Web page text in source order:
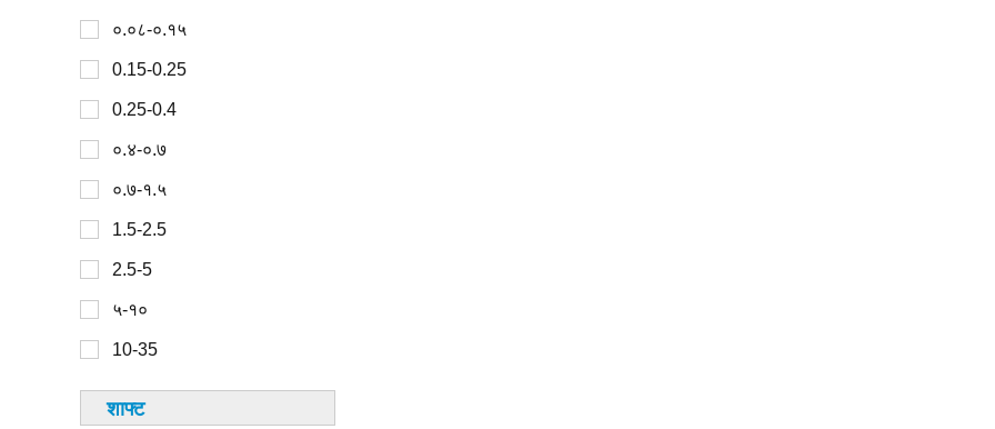
०.०८-०.१५
0.15-0.25
0.25-0.4
०.४-०.७
०.७-१.५
1.5-2.5
2.5-5
५-१०
10-35
शाफ्ट
57 मिमी
60 मिमी
80 मिमी
86 मिमी
110 मिमी
130 मिमी
100-150
150-200
200-300